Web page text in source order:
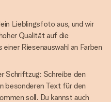
Lieblingsfoto aus, und wir
Qualität auf die
Riesenauswahl an Farben
Schriftzug: Schreibe den
besonderen Text für den
soll. Du kannst auch